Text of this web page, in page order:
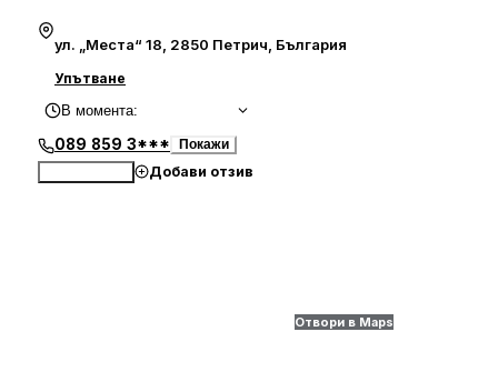
ул. „Места“ 18, 2850 Петрич, България
Упътване
В момента:
089 859 3*** Покажи
Добави отзив
Отвори в Maps